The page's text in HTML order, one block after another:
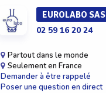
EUROLABO SAS
02 59 16 20 24
Partout dans le monde
Seulement en France
Demander à être rappelé
Poser une question en direct